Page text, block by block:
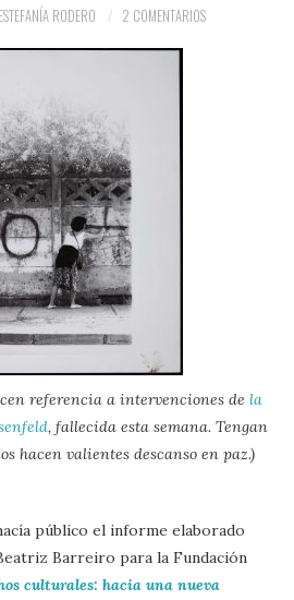
ESTEFANÍA RODERO 2 COMENTARIOS
referencia a intervenciones de la
, fallecida esta semana. Tengan
hacen valientes descanso en paz.)
público el informe elaborado
Barreiro para la Fundación
culturales: hacia una nueva